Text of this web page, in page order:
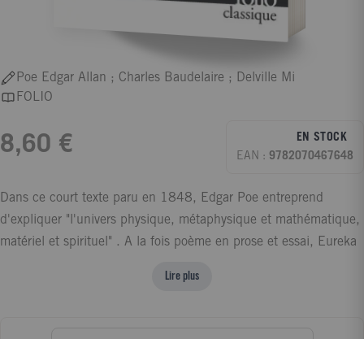
Poe Edgar Allan ; Charles Baudelaire ; Delville Mi
FOLIO
8,60 €
EN STOCK
EAN : 9782070467648
Dans ce court texte paru en 1848, Edgar Poe entreprend
d'expliquer "l'univers physique, métaphysique et mathématique,
matériel et spirituel" . A la fois poème en prose et essai, Eureka
intrigue l'origine, la destinée et la fin de l'univers et pour
Lire plus